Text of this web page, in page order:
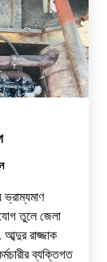
ভ্রাম্যমাণ
তুলে জেলা
রাজ্জাক
ব্যক্তিগত